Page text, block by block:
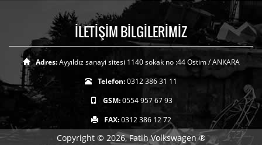
İLETİŞİM BİLGİLERİMİZ
Adres:Ayyıldız sanayi sitesi 1140 sokak no :44 Ostim / ANKARA
Telefon:0312 386 31 11
GSM:0554 957 67 93
FAX:0312 386 12 72
Copyright © 2026, Fatih Volkswagen ®